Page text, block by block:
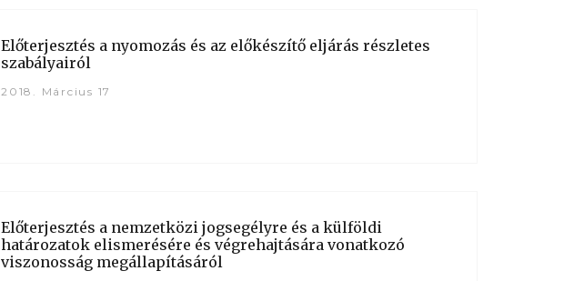
Előterjesztés a nyomozás és az előkészítő eljárás részletes
szabályairól
2018. Március 17
Előterjesztés a nemzetközi jogsegélyre és a külföldi
határozatok elismerésére és végrehajtására vonatkozó
viszonosság megállapításáról